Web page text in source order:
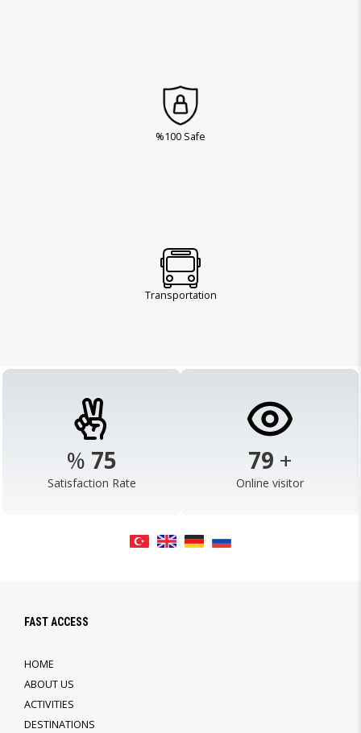
%100 Safe
Transportation
% 98
Satisfaction Rate
103 +
Online visitor
FAST ACCESS
HOME
ABOUT US
ACTIVITIES
DESTINATIONS